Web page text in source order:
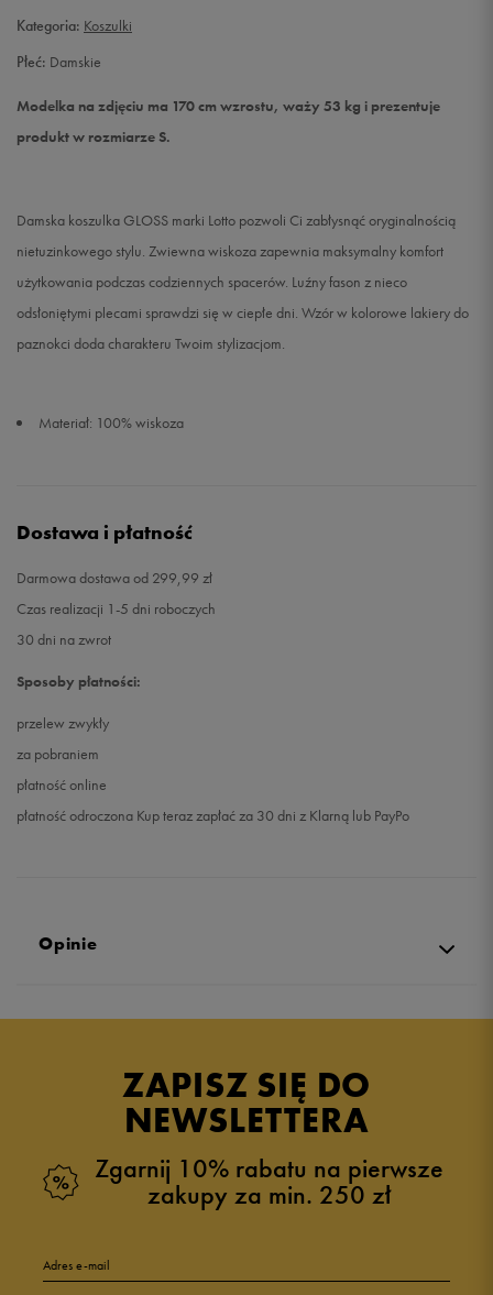
XL Powiadom o dostępności
Kategoria: Koszulki
Płeć: Damskie
Modelka na zdjęciu ma 170 cm wzrostu, waży 53 kg i prezentuje
produkt w rozmiarze S.
Damska koszulka GLOSS marki Lotto pozwoli Ci zabłysnąć oryginalnością
nietuzinkowego stylu. Zwiewna wiskoza zapewnia maksymalny komfort
użytkowania podczas codziennych spacerów. Luźny fason z nieco
odsłoniętymi plecami sprawdzi się w ciepłe dni. Wzór w kolorowe lakiery do
paznokci doda charakteru Twoim stylizacjom.
Materiał: 100% wiskoza
Dostawa i płatność
Darmowa dostawa od 299,99 zł
Czas realizacji 1-5 dni roboczych
30 dni na zwrot
Sposoby płatności:
przelew zwykły
za pobraniem
płatność online
płatność odroczona Kup teraz zapłać za 30 dni z Klarną lub PayPo
Opinie
ZAPISZ SIĘ DO
NEWSLETTERA
Zgarnij 10% rabatu na pierwsze
zakupy za min. 250 zł
Adres e-mail